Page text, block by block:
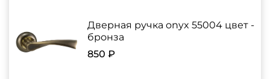
Дверная ручка onyx 55004 цвет -
бронза
850 ₽